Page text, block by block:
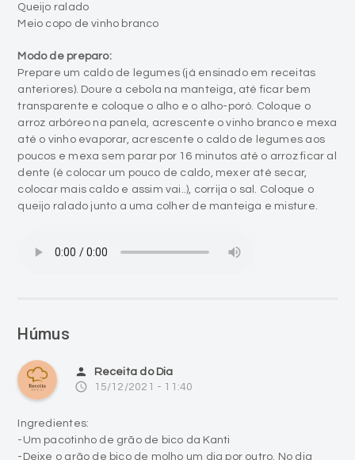
Queijo ralado
Meio copo de vinho branco
Modo de preparo:
Prepare um caldo de legumes (já ensinado em receitas
anteriores). Doure a cebola na manteiga, até ficar bem
transparente e coloque o alho e o alho-poró. Coloque o
arroz arbóreo na panela, acrescente o vinho branco e mexa
até o vinho evaporar, acrescente o caldo de legumes aos
poucos e mexa sem parar por 16 minutos até o arroz ficar al
dente (é colocar um pouco de caldo, mexer até secar,
colocar mais caldo e assim vai..), corrija o sal. Coloque o
queijo ralado junto a uma colher de manteiga e misture.
Húmus
person Receita do Dia
access_time 15/12/2021 - 11:40
Ingredientes:
-Um pacotinho de grão de bico da Kanti
-Deixe o grão de bico de molho um dia por outro. No dia